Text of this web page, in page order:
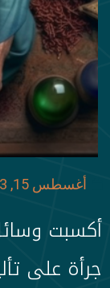
أغسطس 15, 2023
أكسبت
جرأة على